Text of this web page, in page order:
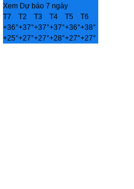
Xem Dự báo 7 ngày
T7
T2 T3 T4 T5
T6
+36°+37°+37°+37°+36°+38°
+25°+27°+27°+28°+27°+27°